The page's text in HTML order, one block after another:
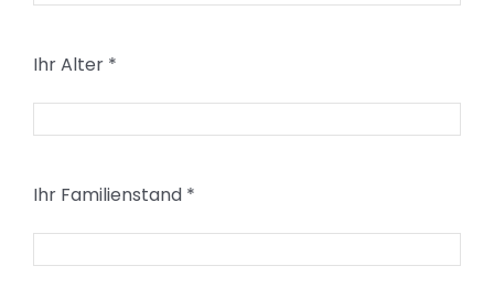
Ihr Alter *
Ihr Familienstand *